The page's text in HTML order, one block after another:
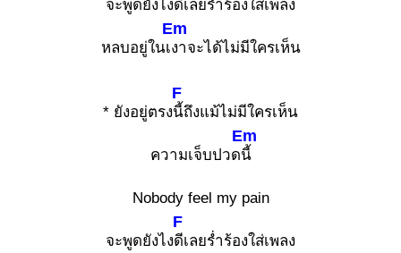
จะพูดยังไงดีเลยร่ำร้องใส่เพลง
หลบอยู่ในเ
Em
งาจะได้ไม่มีใครเห็น
* ยังอยู่ตรง
F
นี้ถึงแม้ไม่มีใครเห็น
ความเจ็บปวด
Em
นี้
Nobody feel my pain
จะพูดยังไง
F
ดีเลยร่ำร้องใส่เพลง